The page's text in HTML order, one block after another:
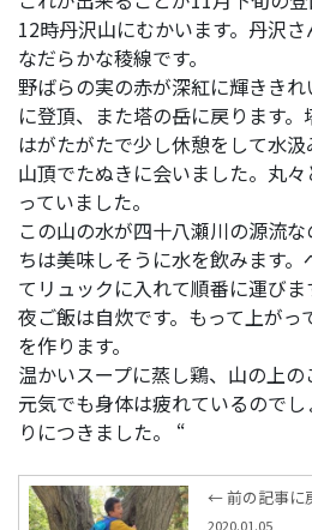
12時丹沢山にむかいます。丹沢
なだらかな稜線です。
野ばらの実の赤が深紅に輝きき
に登頂、また塔の岳に戻ります
はがたがたで少し休憩をして水汲
山頂でたぬきに会いました。丸
っていました。
この山の水が四十八瀬川の源流
ちは美味しそうに水を飲みます
てリュックに入れて順番に運びま
夜ご飯は自炊です。もって上が
を作ります。
温かいスープに蒸し鶏、山の上の
元気でも身体は疲れているので
りにつきました。 “
← 前の記事に
2020.01.05